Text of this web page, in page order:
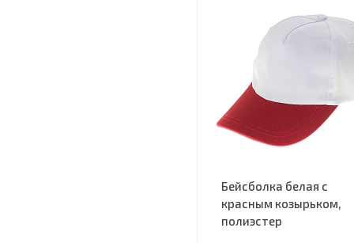
Бейсболка белая с
красным козырьком,
полиэстер